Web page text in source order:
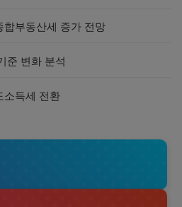
합부동산세 증가 전망
준 변화 분석
소득세 전환